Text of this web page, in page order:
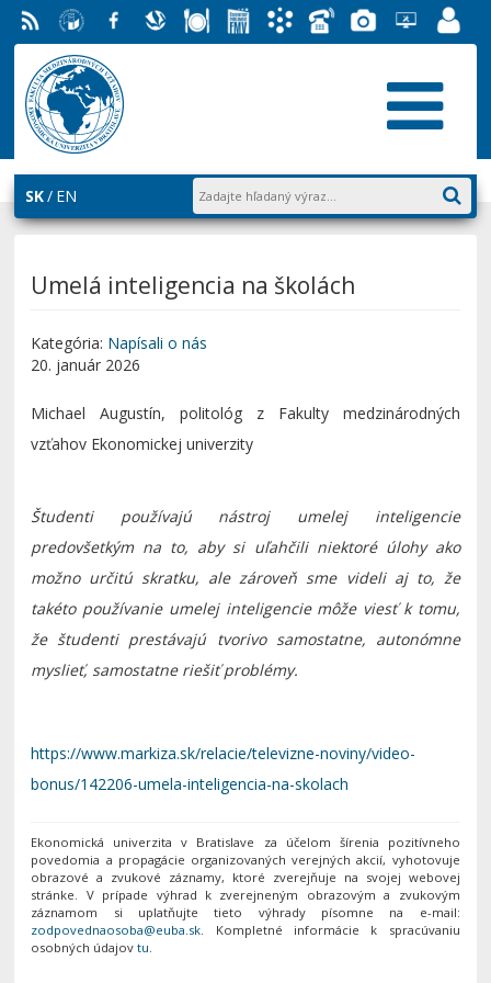
RSS EU v
Bratislave
FacebookSlovenskáStravovanie
ŠtudentskýAkademický
TelefónnyFotogaléria
Helpdesk
EUBAportál
SK EN
Umelá inteligencia na školách
Kategória: Napísali o nás
20. január 2026
Michael Augustín, politológ z Fakulty medzinárodných
vzťahov Ekonomickej univerzity
Študenti používajú nástroj umelej inteligencie
predovšetkým na to, aby si uľahčili niektoré úlohy ako
možno určitú skratku, ale zároveň sme videli aj to, že
takéto používanie umelej inteligencie môže viesť k tomu,
že študenti prestávajú tvorivo samostatne, autonómne
myslieť, samostatne riešiť problémy.
https://www.markiza.sk/relacie/televizne-noviny/video-
bonus/142206-umela-inteligencia-na-skolach
Ekonomická univerzita v Bratislave za účelom šírenia pozitívneho
povedomia a propagácie organizovaných verejných akcií, vyhotovuje
obrazové a zvukové záznamy, ktoré zverejňuje na svojej webovej
stránke. V prípade výhrad k zverejneným obrazovým a zvukovým
záznamom si uplatňujte tieto výhrady písomne na e-mail:
. Kompletné informácie k spracúvaniu
osobných údajovtu.